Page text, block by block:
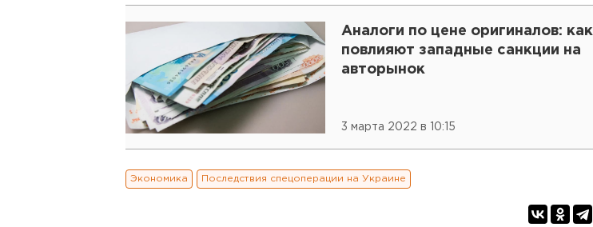
Аналоги по цене оригиналов: как
повлияют западные санкции на
авторынок
3 марта 2022 в 10:15
Экономика Последствия спецоперации на Украине